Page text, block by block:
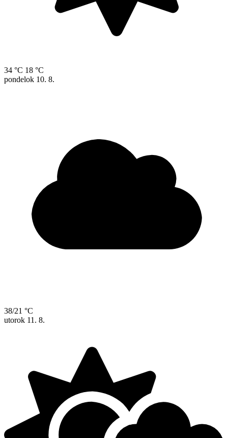
34 °C 18 °C
pondelok 10. 8.
38/21 °C
utorok 11. 8.